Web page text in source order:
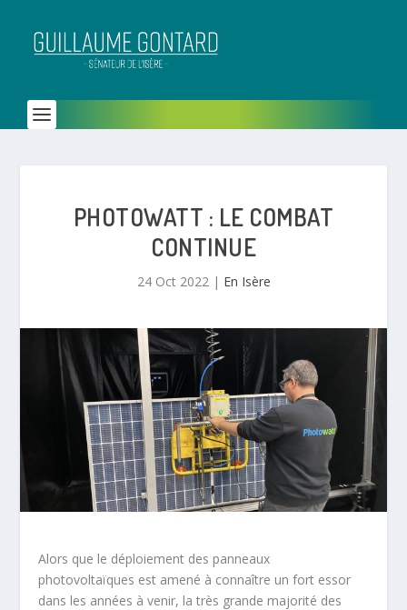
PHOTOWATT : LE COMBAT
CONTINUE
24 Oct 2022| En Isère
Alors que le déploiement des panneaux
photovoltaïques est amené à connaître un fort essor
dans les années à venir, la très grande majorité des